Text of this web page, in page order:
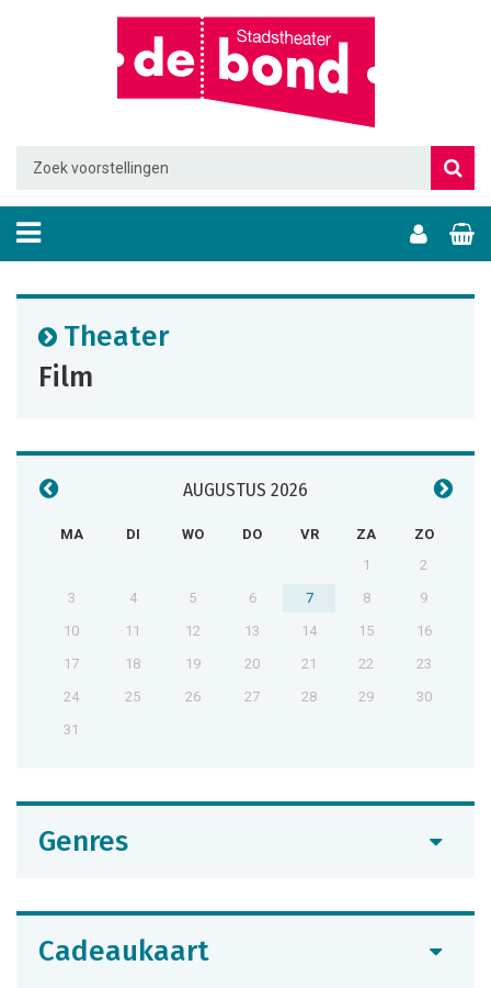
Theater
Film
AUGUSTUS 2026
MA DI WO DO VR ZA
ZO
1
2
3
4 5 6 7 8
9
10
11 12 13 14 15
16
17
18 19 20 21 22
23
24
25 26 27 28 29
30
31
Genres
Cadeaukaart